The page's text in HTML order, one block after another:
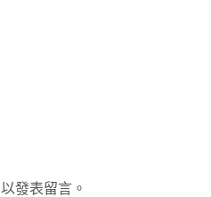
以發表留言。